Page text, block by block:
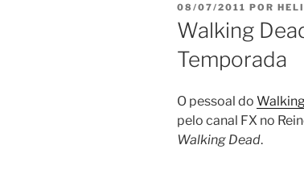
PUBLICADO
EM
08/07/2011 POR
Walking
Temporada
O pessoal do
pelo canal FX no
Walking Dead.